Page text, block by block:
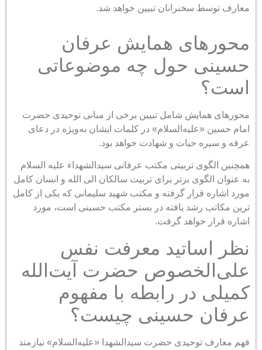
معارف توسط سخنرانان تبیین خواهد شد.
محورهای همایش عرفان
حسینی حول چه موضوعاتی
است؟
محورهای همایش شامل تبیین برخی از مبانی توحیدی حضرت
امام حسین «علیه‌السلام» در کلمات ایشان به‌ویژه در دعای
عرفه و سیره حیات و شهادت خواهد بود.
همچنین الگوی تربیتی مکتب عرفانی سیدالشهداء علیه السلام
به عنوان الگوی برتر برای تربیت سالکان الی الله و انسان کامل
مورد اشاره قرار گرفته و مکتب شهید سلیمانی که یکی از کامل
ترین مکاتب رشد یافته در بستر مکتب حسینی است، مورد
اشاره قرار خواهد گرفت.
نظر اساتید معرفت نفس
علی‌الخصوص حضرت آیت‌الله
کمیلی در رابطه با مفهوم
عرفان حسینی چیست؟
فهم معارف توحیدی حضرت سیدالشهدا «علیه‌السلام» نیازمند